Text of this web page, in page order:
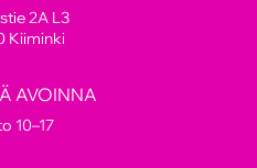
2A L3
Kiiminki
AVOINNA
10–17